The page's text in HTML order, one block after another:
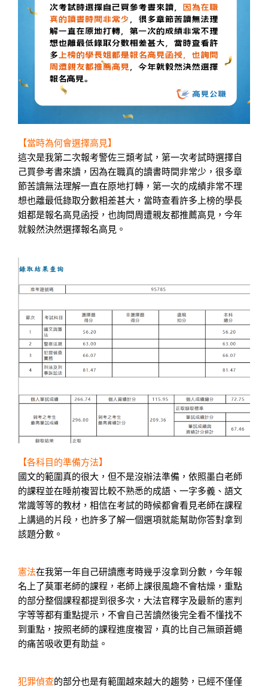
【當時為何會選擇高見】
這次是我第二次報考警佐三類考試，第一次考試時選擇自
己買參考書來讀，因為在職真的讀書時間非常少，很多章
節苦讀無法理解一直在原地打轉，第一次的成績非常不理
想也離最低錄取分數相差甚大，當時查看許多上榜的學長
姐都是報名高見函授，也詢問周遭親友都推薦高見，今年
就毅然決然選擇報名高見。
【各科目的準備方法】
國文的範圍真的很大，但不是沒辦法準備，依照墨白老師
的課程並在睡前複習比較不熟悉的成語、一字多義、語文
常識等等的教材，相信在考試的時候都會看見老師在課程
上講過的片段，也許多了解一個選項就能幫助你答對拿到
該題分數。
憲法在我第一年自己研讀應考時幾乎沒拿到分數，今年報
名上了莫軍老師的課程，老師上課很風趣不會枯燥，重點
的部分整個課程都提到很多次，大法官釋字及最新的憲判
字等等都有重點提示，不會自己苦讀然後完全看不懂找不
到重點，按照老師的課程進度複習，真的比自己無頭蒼蠅
的痛苦吸收更有助益。
犯罪偵查的部分也是有範圍越來越大的趨勢，已經不僅僅